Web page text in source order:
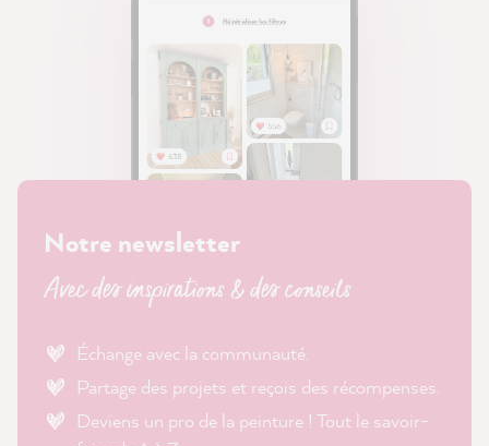
Notre newsletter
Avec des inspirations & des conseils
Échange avec la communauté.
Partage des projets et reçois des récompenses.
Deviens un pro de la peinture ! Tout le savoir-